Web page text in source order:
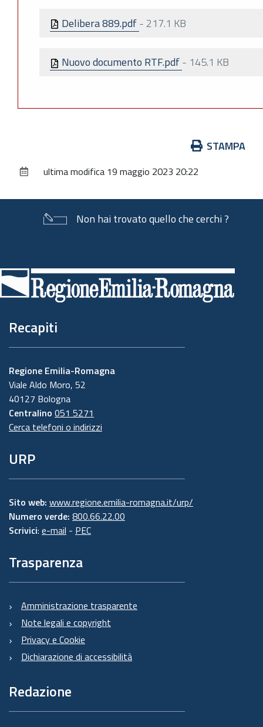
Delibera 889.pdf- 217.1 KB
Nuovo documento RTF.pdf- 145.1 KB
documento
STAMPA
ultima modifica 19 maggio 2023 20:22
Non hai trovato quello che cerchi ?
di
pagina
Recapiti
Regione Emilia-Romagna
Viale Aldo Moro, 52
40127 Bologna
Centralino 051 5271
Cerca telefoni o indirizzi
URP
Sito web: www.regione.emilia-romagna.it/urp/
Numero verde: 800.66.22.00
Scrivici: e-mail - PEC
Trasparenza
Amministrazione trasparente
Note legali e copyright
Privacy e Cookie
Dichiarazione di accessibilità
Redazione